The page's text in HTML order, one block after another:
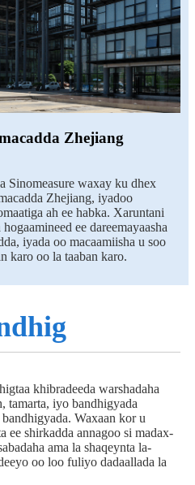
Zhejiang
Sinomeasure waxay ku dhex
Zhejiang, iyadoo
ah ee habka. Xaruntani
ee dareemayaasha
iyada oo macaamiisha u soo
karo oo la taaban karo.
khibradeeda warshadaha
tamarta, iyo bandhigyada
Waxaan kor u
ee shirkadda annagoo si madax-
ama la shaqeynta la-
oo loo fuliyo dadaallada la